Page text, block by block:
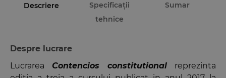
Descriere
Specificații
tehnice
Sumar
Despre lucrare
Lucrarea Contencios constitutional reprezinta